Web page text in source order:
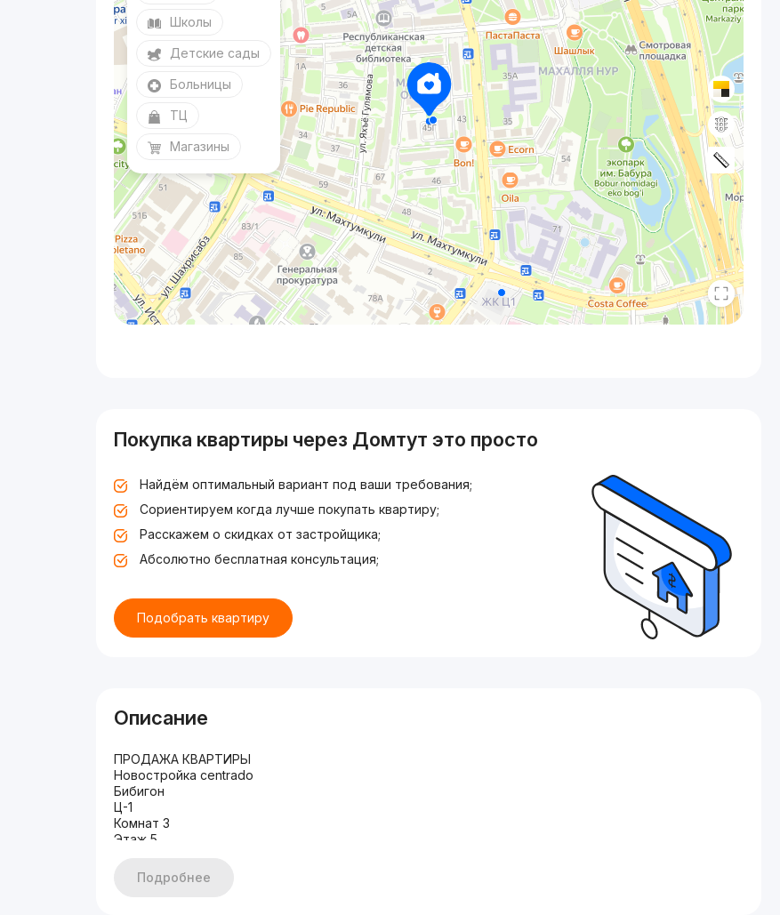
Школы
Детские сады
Больницы
ТЦ
Магазины
Покупка квартиры через Домтут это просто
Найдём оптимальный вариант под ваши требования;
Сориентируем когда лучше покупать квартиру;
Расскажем о скидках от застройщика;
Абсолютно бесплатная консультация;
Подобрать квартиру
Описание
ПРОДАЖА КВАРТИРЫ
Новостройка centrado
Бибигон
Ц-1
Комнат 3
Этаж 5
Общая площадь 78м2
Состояние евро ремонт
Подробнее